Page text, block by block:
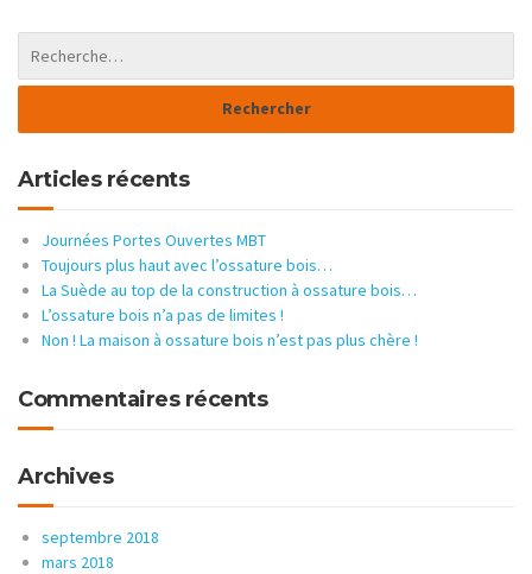
Articles récents
Journées Portes Ouvertes MBT
Toujours plus haut avec l’ossature bois…
La Suède au top de la construction à ossature bois…
L’ossature bois n’a pas de limites !
Non ! La maison à ossature bois n’est pas plus chère !
Commentaires récents
Archives
septembre 2018
mars 2018